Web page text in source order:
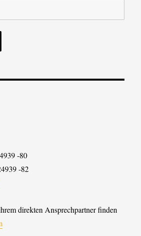
-80
-82
direkten Ansprechpartner finden